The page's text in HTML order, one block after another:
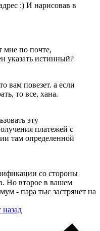
:) И нарисовав в
мне по почте,
указать истинный?
вам повезет. а если
то все, хана.
эту
платежей с
там определенной
со стороны
Но второе в вашем
- пара тыс застрянет на
назад